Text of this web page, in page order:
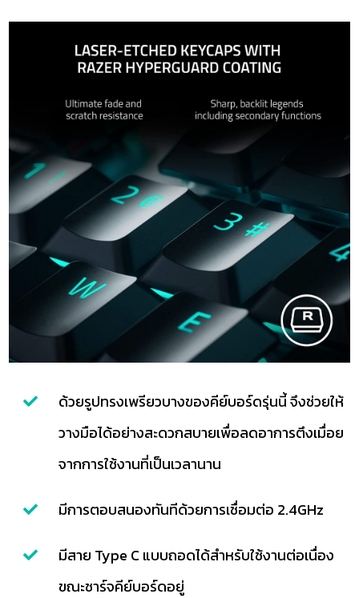
ด้วยรูปทรงเพรียวบางของคีย์บอร์ดรุ่นนี้ จึงช่วยให้
วางมือได้อย่างสะดวกสบายเพื่อลดอาการตึงเมื่อย
จากการใช้งานที่เป็นเวลานาน
มีการตอบสนองทันทีด้วยการเชื่อมต่อ 2.4GHz
มีสาย Type C แบบถอดได้สำหรับใช้งานต่อเนื่อง
ขณะชาร์จคีย์บอร์ดอยู่